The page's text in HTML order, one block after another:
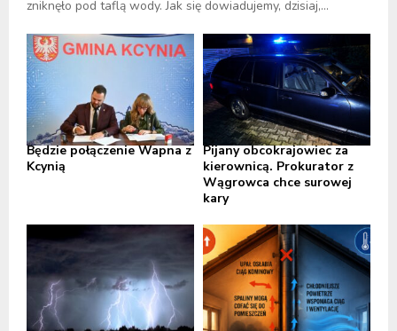
zniknęło pod taflą wody. Jak się dowiadujemy, dzisiaj,...
Będzie połączenie Wapna z
Kcynią
Pijany obcokrajowiec za
kierownicą. Prokurator z
Wągrowca chce surowej
kary